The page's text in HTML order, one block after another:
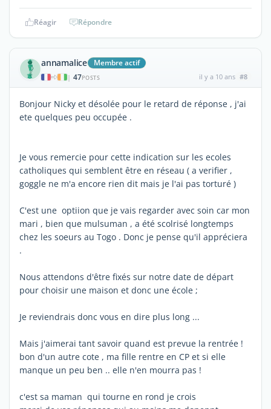
Réagir Répondre
annamalice Membre actif
| 47POSTS il y a 10 ans #8
Bonjour Nicky et désolée pour le retard de réponse , j'ai
ete quelques peu occupée .
Je vous remercie pour cette indication sur les ecoles
catholiques qui semblent être en réseau ( a verifier ,
goggle ne m'a encore rien dit mais je l'ai pas torturé )
C'est une optiion que je vais regarder avec soin car mon
mari , bien que mulsuman , a été scolrisé longtemps
chez les soeurs au Togo . Donc je pense qu'il appréciera
.
Nous attendons d'être fixés sur notre date de départ
pour choisir une maison et donc une école ;
Je reviendrais donc vous en dire plus long ...
Mais j'aimerai tant savoir quand est prevue la rentrée !
bon d'un autre cote , ma fille rentre en CP et si elle
manque un peu ben .. elle n'en mourra pas !
c'est sa maman qui tourne en rond je crois